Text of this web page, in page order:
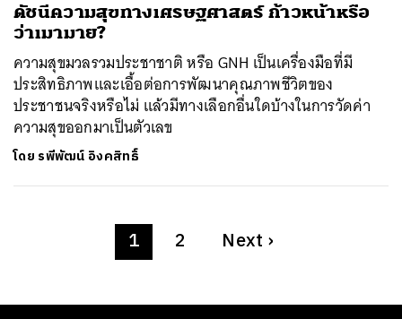
ดัชนีความสุขทางเศรษฐศาสตร์ ก้าวหน้าหรือ
ว่าเมามาย?
ความสุขมวลรวมประชาชาติ หรือ GNH เป็นเครื่องมือที่มี
ประสิทธิภาพและเอื้อต่อการพัฒนาคุณภาพชีวิตของ
ประชาชนจริงหรือไม่ แล้วมีทางเลือกอื่นใดบ้างในการวัดค่า
ความสุขออกมาเป็นตัวเลข
โดย รพีพัฒน์ อิงคสิทธิ์
1 2 Next ›